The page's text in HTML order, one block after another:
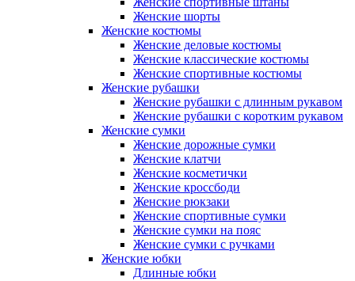
Женские шорты
Женские костюмы
Женские деловые костюмы
Женские классические костюмы
Женские спортивные костюмы
Женские рубашки
Женские рубашки с длинным рукавом
Женские рубашки с коротким рукавом
Женские сумки
Женские дорожные сумки
Женские клатчи
Женские косметички
Женские кроссбоди
Женские рюкзаки
Женские спортивные сумки
Женские сумки на пояс
Женские сумки с ручками
Женские юбки
Длинные юбки